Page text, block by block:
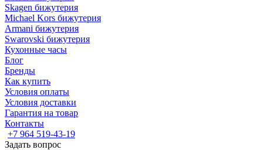
Skagen бижутерия
Michael Kors бижутерия
Armani бижутерия
Swarovski бижутерия
Кухонные часы
Блог
Бренды
Как купить
Условия оплаты
Условия доставки
Гарантия на товар
Контакты
+7 964 519-43-19
Задать вопрос